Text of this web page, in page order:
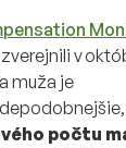
v
muža je
počtu